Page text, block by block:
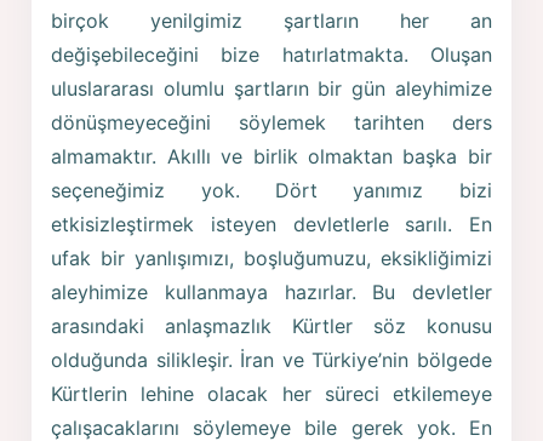
birçok yenilgimiz şartların her an
değişebileceğini bize hatırlatmakta. Oluşan
uluslararası olumlu şartların bir gün aleyhimize
dönüşmeyeceğini söylemek tarihten ders
almamaktır. Akıllı ve birlik olmaktan başka bir
seçeneğimiz yok. Dört yanımız bizi
etkisizleştirmek isteyen devletlerle sarılı. En
ufak bir yanlışımızı, boşluğumuzu, eksikliğimizi
aleyhimize kullanmaya hazırlar. Bu devletler
arasındaki anlaşmazlık Kürtler söz konusu
olduğunda silikleşir. İran ve Türkiye’nin bölgede
Kürtlerin lehine olacak her süreci etkilemeye
çalışacaklarını söylemeye bile gerek yok. En